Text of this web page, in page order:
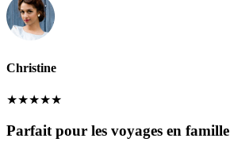
Christine
★★★★★
Parfait pour les voyages en famille